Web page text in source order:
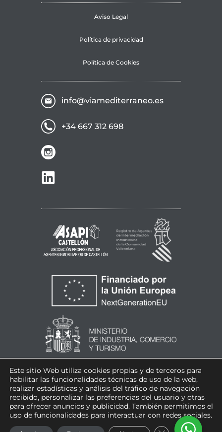
Aviso Legal
Política de privacidad
Política de Cookies
info@viamediterraneo.es
+34 667 312 698
ir a instagram
Este sitio Web utiliza cookies propias y de terceros para
habilitar las funcionalidades técnicas de uso de la web,
realizar estadísticas y análisis del tráfico de navegación
recibido, personalizar las preferencias del usuario y otras
para ofrecer anuncios y publicidad. También permitimos el
uso de funcionalidades para interactuar con redes sociales.